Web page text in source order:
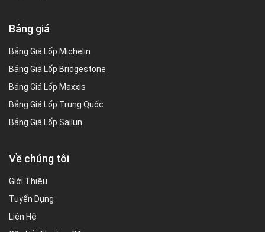
Bảng giá
Bảng Giá Lốp Michelin
Bảng Giá Lốp Bridgestone
Bảng Giá Lốp Maxxis
Bảng Giá Lốp Trung Quốc
Bảng Giá Lốp Sailun
Về chúng tôi
Giới Thiệu
Tuyển Dụng
Liên Hệ